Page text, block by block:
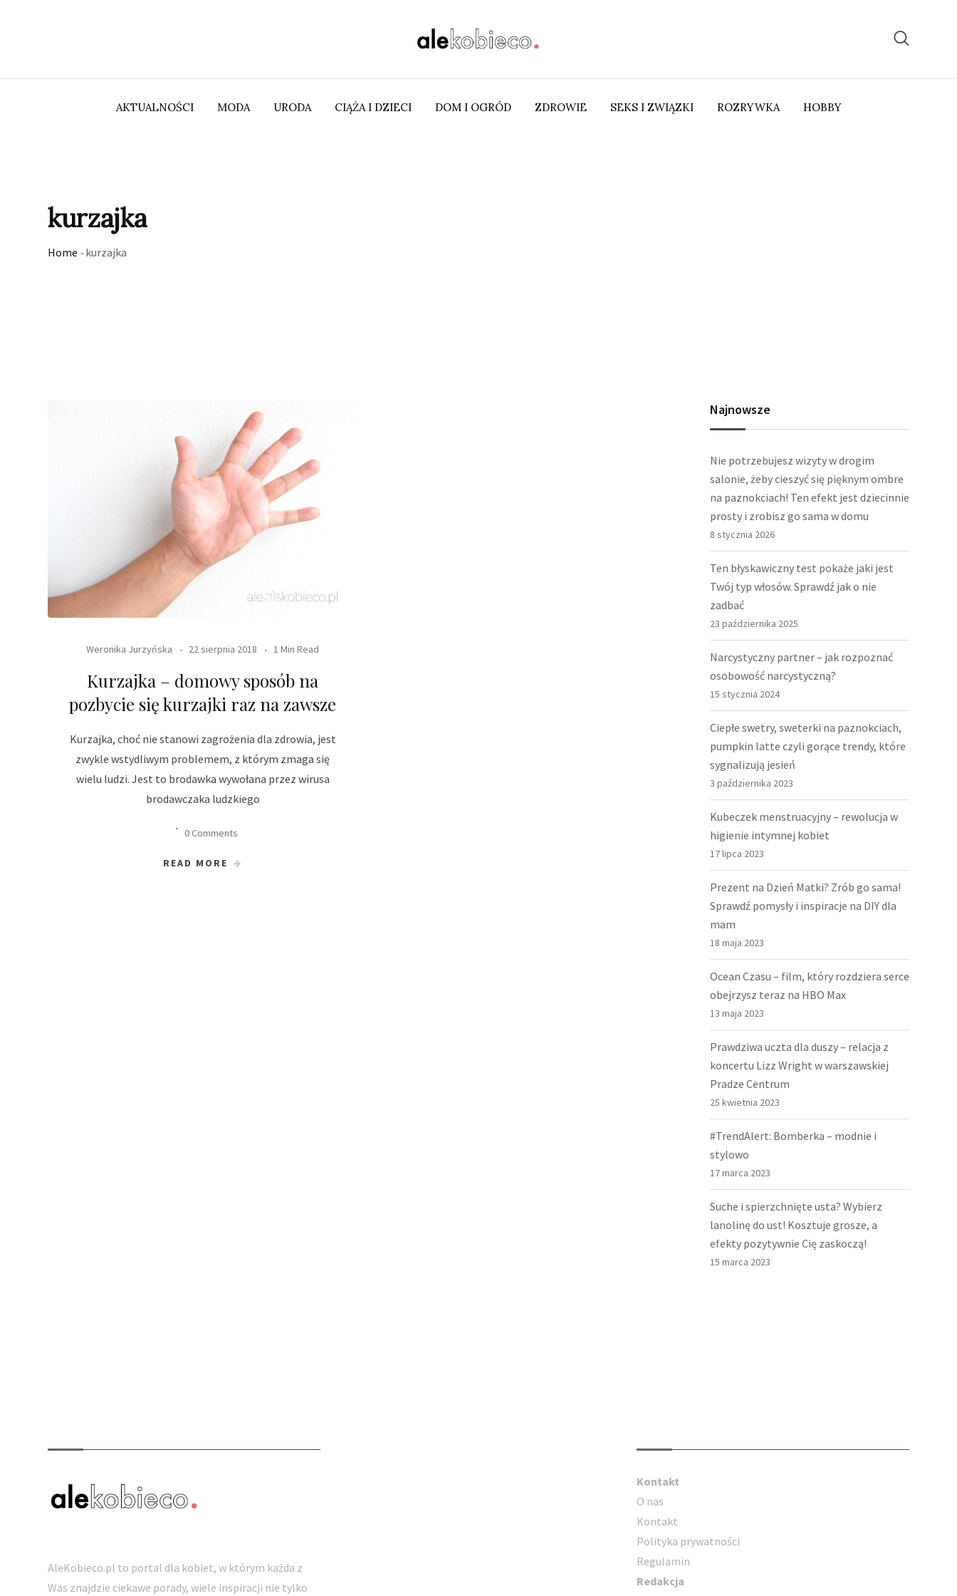
AKTUALNOŚCI MODA URODA CIĄŻA I DZIECI DOM I OGRÓD ZDROWIE SEKS I ZWIĄZKI ROZRYWKA HOBBY
kurzajka
Home -kurzajka
Weronika Jurzyńska 22 sierpnia 2018 1 Min Read
Kurzajka – domowy sposób na
pozbycie się kurzajki raz na zawsze
Kurzajka, choć nie stanowi zagrożenia dla zdrowia, jest
zwykle wstydliwym problemem, z którym zmaga się
wielu ludzi. Jest to brodawka wywołana przez wirusa
brodawczaka ludzkiego
0 Comments
READ MORE
Najnowsze
Nie potrzebujesz wizyty w drogim
salonie, żeby cieszyć się pięknym ombre
na paznokciach! Ten efekt jest dziecinnie
prosty i zrobisz go sama w domu
8 stycznia 2026
Ten błyskawiczny test pokaże jaki jest
Twój typ włosów. Sprawdź jak o nie
zadbać
23 października 2025
Narcystyczny partner – jak rozpoznać
osobowość narcystyczną?
15 stycznia 2024
Ciepłe swetry, sweterki na paznokciach,
pumpkin latte czyli gorące trendy, które
sygnalizują jesień
3 października 2023
Kubeczek menstruacyjny – rewolucja w
higienie intymnej kobiet
17 lipca 2023
Prezent na Dzień Matki? Zrób go sama!
Sprawdź pomysły i inspiracje na DIY dla
mam
18 maja 2023
Ocean Czasu – film, który rozdziera serce
obejrzysz teraz na HBO Max
13 maja 2023
Prawdziwa uczta dla duszy – relacja z
koncertu Lizz Wright w warszawskiej
Pradze Centrum
25 kwietnia 2023
#TrendAlert: Bomberka – modnie i
stylowo
17 marca 2023
Suche i spierzchnięte usta? Wybierz
lanolinę do ust! Kosztuje grosze, a
efekty pozytywnie Cię zaskoczą!
15 marca 2023
AleKobieco.pl to portal dla kobiet, w którym każda z
Was znajdzie ciekawe porady, wiele inspiracji nie tylko
Kontakt
O nas
Kontakt
Polityka prywatności
Regulamin
Redakcja